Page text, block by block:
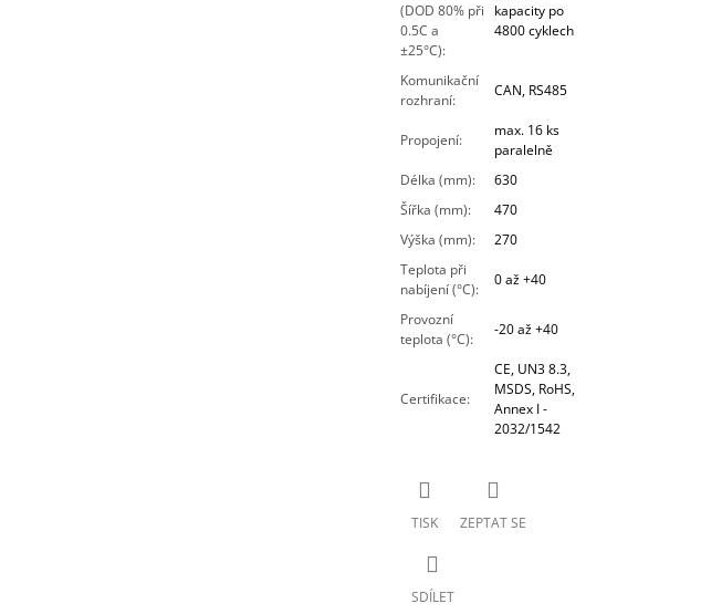
(DOD 80% při
0.5C a
±25°C):
kapacity po
4800 cyklech
Komunikační
rozhraní:
CAN, RS485
Propojení:
max. 16 ks
paralelně
Délka (mm):
630
Šířka (mm):
470
Výška (mm):
270
Teplota při
nabíjení (°C):
0 až +40
Provozní
teplota (°C):
-20 až +40
Certifikace:
CE, UN3 8.3,
MSDS, RoHS,
Annex I -
2032/1542
TISK ZEPTAT SE
SDÍLET